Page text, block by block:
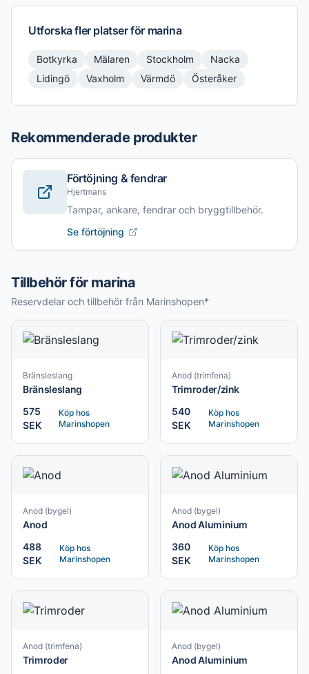
Utforska fler platser för marina
Botkyrka Mälaren Stockholm
Nacka
Lidingö
Vaxholm Värmdö Österåker
Rekommenderade produkter
Förtöjning & fendrar
Hjertmans
Tampar, ankare, fendrar och bryggtillbehör.
Se förtöjning
Tillbehör för marina
Reservdelar och tillbehör från Marinshopen*
Bränsleslang
Bränsleslang
575
SEK
Köp hos
Marinshopen
Anod (trimfena)
Trimroder/zink
540
SEK
Köp hos
Marinshopen
Anod (bygel)
Anod
488
SEK
Köp hos
Marinshopen
Anod (bygel)
Anod Aluminium
360
SEK
Köp hos
Marinshopen
Anod (trimfena)
Trimroder
Anod (bygel)
Anod Aluminium